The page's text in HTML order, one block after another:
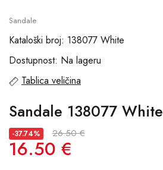
Sandale
Kataloški broj: 138077 White
Dostupnost: Na lageru
Tablica veličina
Sandale 138077 White
-37.74% 26.50 €
16.50 €